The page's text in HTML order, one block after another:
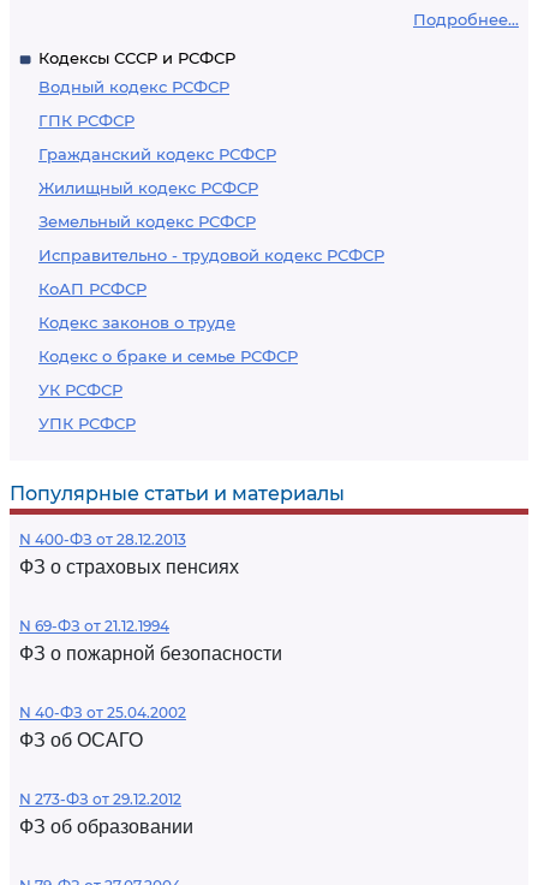
Подробнее...
Кодексы СССР и РСФСР
Водный кодекс РСФСР
ГПК РСФСР
Гражданский кодекс РСФСР
Жилищный кодекс РСФСР
Земельный кодекс РСФСР
Исправительно - трудовой кодекс РСФСР
КоАП РСФСР
Кодекс законов о труде
Кодекс о браке и семье РСФСР
УК РСФСР
УПК РСФСР
Популярные статьи и материалы
N 400-ФЗ от 28.12.2013
ФЗ о страховых пенсиях
N 69-ФЗ от 21.12.1994
ФЗ о пожарной безопасности
N 40-ФЗ от 25.04.2002
ФЗ об ОСАГО
N 273-ФЗ от 29.12.2012
ФЗ об образовании